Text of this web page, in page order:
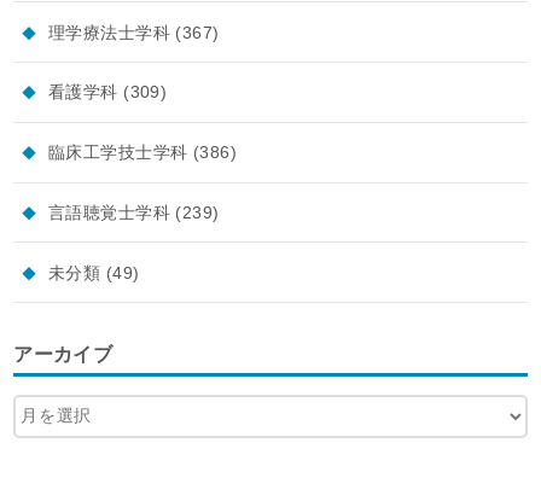
理学療法士学科 (367)
看護学科 (309)
臨床工学技士学科 (386)
言語聴覚士学科 (239)
未分類 (49)
アーカイブ